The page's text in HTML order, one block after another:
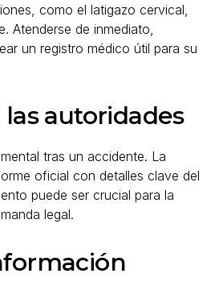
como el latigazo cervical,
Atenderse de inmediato,
un registro médico útil para su
autoridades
tras un accidente. La
oficial con detalles clave del
puede ser crucial para la
legal.